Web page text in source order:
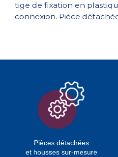
tige de fixation en
connexion. Pièce
Pièces détachées
et housses sur-mesure